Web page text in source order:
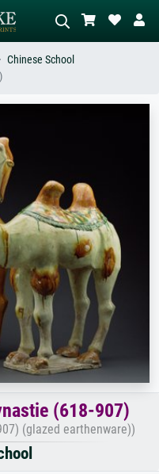
Stehender Akt neben einem
Chinese School
(618-907)
(glazed earthenware))